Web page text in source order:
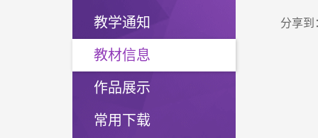
教学通知
教材信息
作品展示
常用下载
分享到